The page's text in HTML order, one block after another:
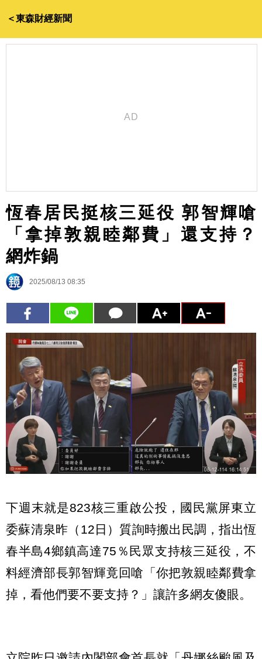
＜東森財經新聞
恆春居民挺核三延役 郭智輝嗆
「拿掉敦親睦鄰費」還支持？
網炸鍋
2025/08/13 08:35
下週末就是823核三重啟公投，國民黨屏東立
委蘇清泉昨（12日）質詢時搬出民調，指出恆
春半島4鄉鎮高達75％民眾支持核三延役，不
料經濟部長郭智輝竟回嗆「你把敦親睦鄰費拿
掉，看他們要不要支持？」讓許多網友傻眼。